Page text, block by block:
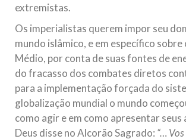
extremistas.
Os imperialistas querem impor seu
mundo islâmico, e em específico
Médio, por conta de suas fontes de
do fracasso dos combates diretos
para a implementação forçada do
globalização mundial o mundo
como agir e em como apresentar
Deus disse no Alcorão Sagrado: “…